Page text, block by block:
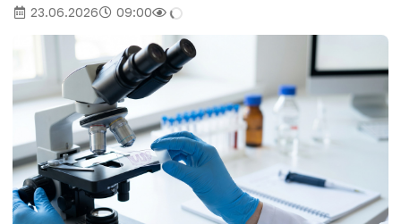
23.06.2026 09:00